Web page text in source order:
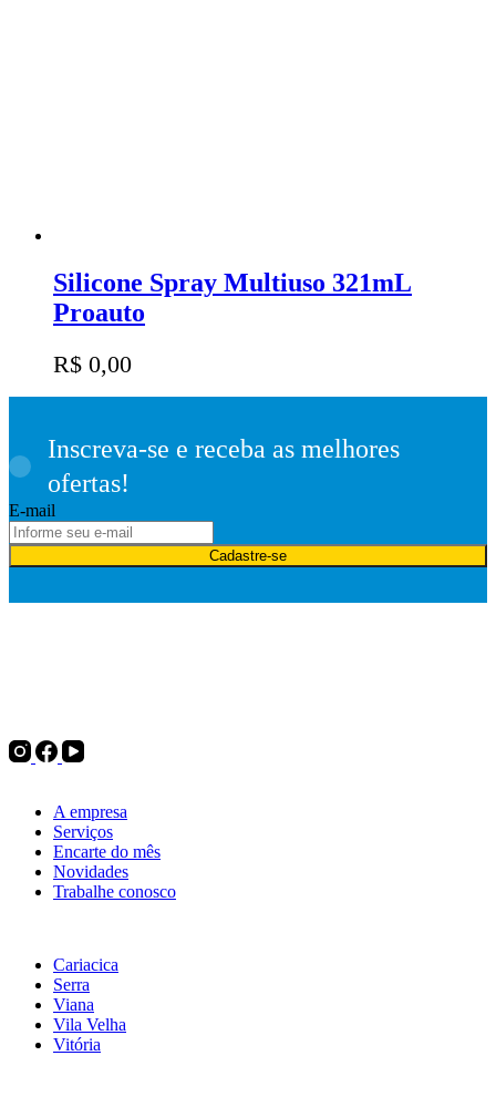
Silicone Spray Multiuso 321mL
Proauto
R$ 0,00
Inscreva-se e receba as melhores
ofertas!
E-mail
Cadastre-se
A empresa
Serviços
Encarte do mês
Novidades
Trabalhe conosco
Cariacica
Serra
Viana
Vila Velha
Vitória